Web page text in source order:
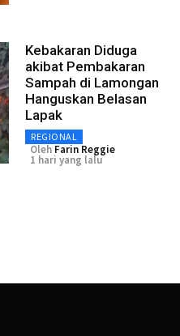
Kebakaran Diduga
akibat Pembakaran
Sampah di Lamongan
Hanguskan Belasan
Lapak
REGIONAL
Oleh Farin Reggie
1 hari yang lalu